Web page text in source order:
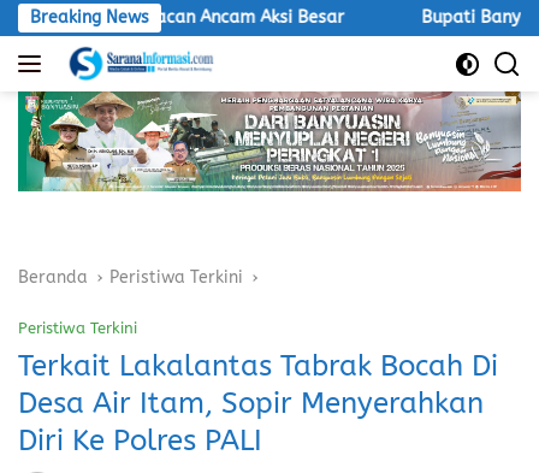
Langsung
ke
konten
Breaking News
LSM Macan Ancam Aksi Besar Bupati Banyuasin
Beranda Peristiwa Terkini
Peristiwa Terkini
Terkait Lakalantas Tabrak Bocah Di
Desa Air Itam, Sopir Menyerahkan
Diri Ke Polres PALI